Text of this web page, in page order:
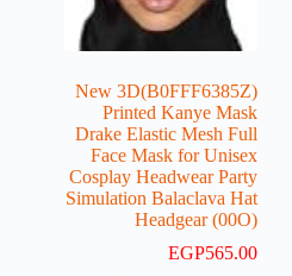
(B0FFF6385Z)New 3D
Printed Kanye Mask
Drake Elastic Mesh Full
Face Mask for Unisex
Cosplay Headwear Party
Simulation Balaclava Hat
Headgear (00O)
EGP565.00